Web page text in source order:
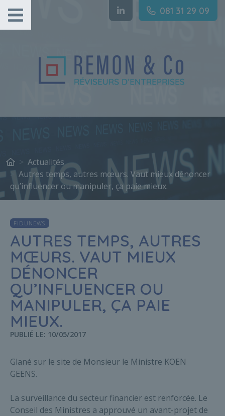
081 31 29 09
Actualités
Autres temps, autres mœurs. Vaut mieux dénoncer
qu’influencer ou manipuler, ça paie mieux.
FIDUNEWS
AUTRES TEMPS, AUTRES
MŒURS. VAUT MIEUX
DÉNONCER
QU’INFLUENCER OU
MANIPULER, ÇA PAIE
MIEUX.
PUBLIÉ LE: 10/05/2017
Glané sur le site de Monsieur le Ministre KOEN
GEENS.
La surveillance du secteur financier est renforcée. Le
Conseil des Ministres a approuvé un avant-projet de
Gestion des cookies